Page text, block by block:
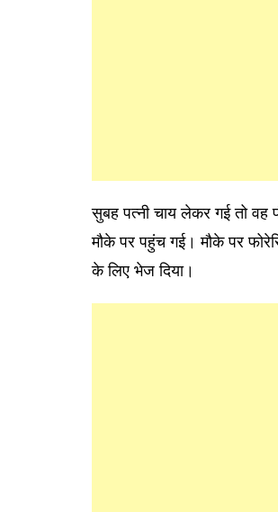
सुबह पत्नी चाय लेकर गई तो
मौके पर पहुंच गई। मौके पर
के लिए भेज दिया।